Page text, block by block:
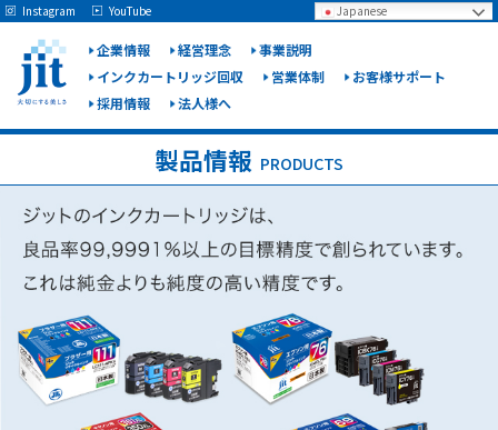
企業情報 経営理念
事業説明
インクカートリッジ回収
営業体制
お客様サポート
採用情報
法人様へ
Japanese
Instagram YouTube
製品情報 PRODUCTS
May we use cookies to track your activities? We take your privacy very seriously.
Please see our privacy policy for details and any questions.YesNo